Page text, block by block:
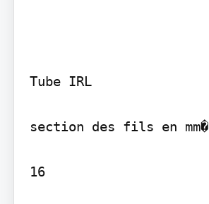
Tube IRL
section des fils en mm�
16